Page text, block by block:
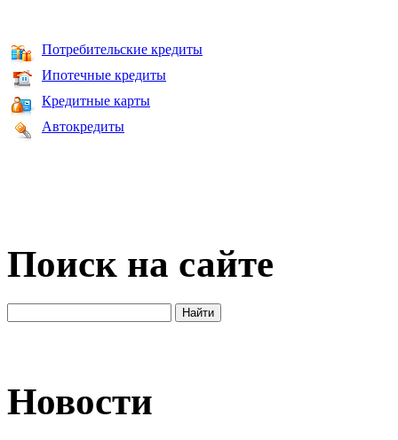
Потребительские кредиты
Ипотечные кредиты
Кредитные карты
Автокредиты
Поиск на сайте
Новости